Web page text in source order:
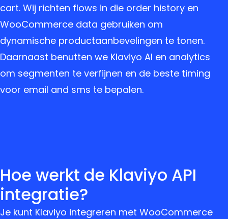
cart. Wij richten flows in die order history en
WooCommerce data gebruiken om
dynamische productaanbevelingen te tonen.
Daarnaast benutten we Klaviyo AI en analytics
om segmenten te verfijnen en de beste timing
voor email and sms te bepalen.
Hoe werkt de Klaviyo API
integratie?
Je kunt Klaviyo integreren met WooCommerce